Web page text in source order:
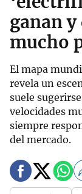
ganan
mucho
El mapa
revela un
suele
velocidades
siempre
del mercado.